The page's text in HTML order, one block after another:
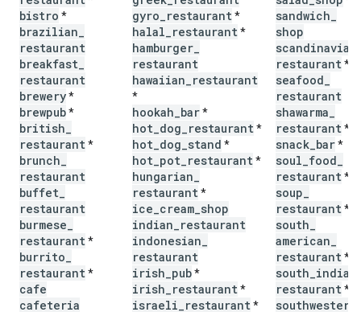
bistro *
brazilian
restaurant
breakfast
restaurant
brewery*
brewpub*
british
restaurant*
brunch
restaurant
buffet
restaurant
burmese
restaurant*
burrito
restaurant*
cafe
cafeteria
gyro restaurant*
halal restaurant*
hamburger
restaurant
hawaiian restaurant
*
hookah bar*
hot dog restaurant*
hot dog stand *
hot pot restaurant*
hungarian
restaurant*
ice cream shop
indian restaurant
indonesian
restaurant
irish pub*
irish restaurant*
israeli restaurant*
sandwich
shop
scandinavian
restaurant*
seafood
restaurant
shawarma
restaurant*
snack bar*
soul food
restaurant*
soup
restaurant*
south
american
restaurant*
south indian
restaurant*
southwestern